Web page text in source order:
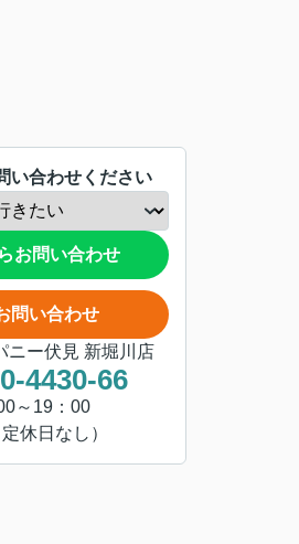
い合わせください
お問い合わせ
問い合わせ
ニー伏見 新堀川店
4430-66
～19：00
定休日なし）